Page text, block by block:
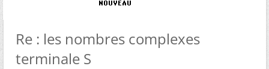
Re : les nombres complexes
terminale S